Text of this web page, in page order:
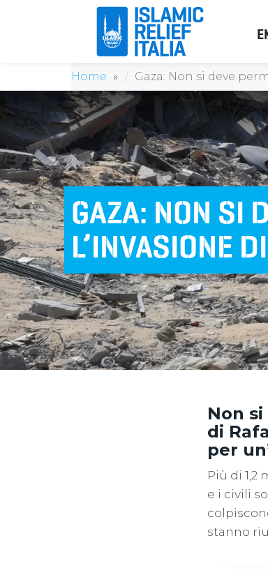
Home Gaza: Non si deve
GAZA: NON SI
L’INVASIONE
Non
di
per
Più di
e i civili
stanno